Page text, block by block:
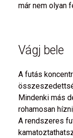
már nem olyan
Vágj bele
A futás
Mindenki más
rohamosan
A rendszeres